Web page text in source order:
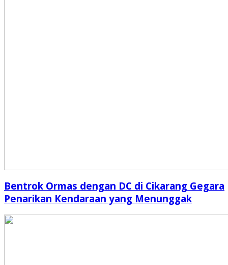
Bentrok Ormas dengan DC di Cikarang Gegara
Penarikan Kendaraan yang Menunggak